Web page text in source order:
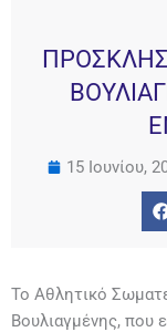
15 Ιουνίου,
Το Αθλητικό
Βουλιαγμένης, που